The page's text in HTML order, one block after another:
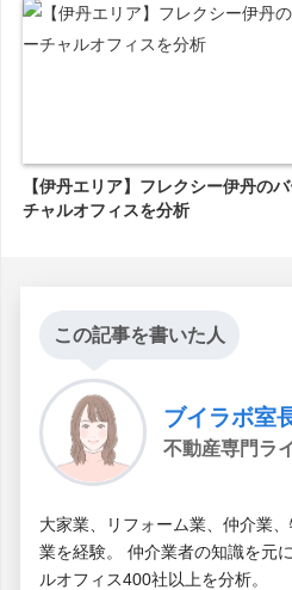
【伊丹エリア】フレクシー伊丹の
チャルオフィスを分析
この記事を書いた人
ブイラボ室
不動産専門ラ
大家業、リフォーム業、仲介業
業を経験。 仲介業者の知識を元
ルオフィス400社以上を分析。